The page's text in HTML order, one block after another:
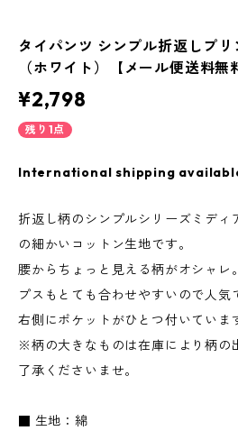
タイパンツ シンプル折返しプ
（ホワイト）【メール便送料無
¥2,798
残り1点
International shipping
折返し柄のシンプルシリーズミディ
の細かいコットン生地です。
腰からちょっと見える柄がオシャレ
プスもとても合わせやすいので人気
右側にポケットがひとつ付いていま
※柄の大きなものは在庫により柄の
了承くださいませ。
■ 生地：綿